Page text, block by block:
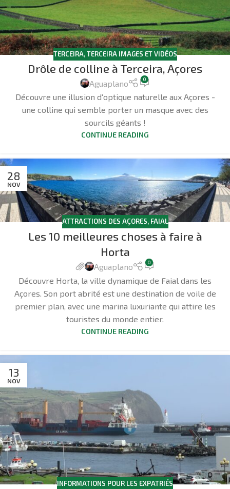
TERCEIRA,TERCEIRA IMAGES ET VIDÉOS
Drôle de colline à Terceira, Açores
Aguaplano 0
Découvre une illusion d'optique naturelle aux Açores -
une colline qui semble porter un masque avec des
sourcils géants !
CONTINUE READING
28
NOV
ATTRACTIONS DES AÇORES, FAIAL
Les 10 meilleures choses à faire à
Horta
Aguaplano 0
Découvre Horta, la ville dynamique de Faial dans les
Açores. Son port abrité est une destination de voile de
premier plan, avec une marina luxuriante qui attire les
touristes du monde entier.
CONTINUE READING
13
NOV
INFORMATIONS POUR LES EXPATRIÉS